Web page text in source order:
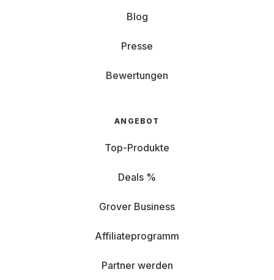
Blog
Presse
Bewertungen
ANGEBOT
Top-Produkte
Deals %
Grover Business
Affiliateprogramm
Partner werden